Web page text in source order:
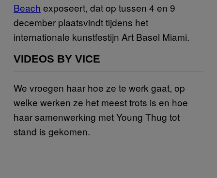
Beach exposeert, dat op tussen 4 en 9
december plaatsvindt tijdens het
internationale kunstfestijn Art Basel Miami.
VIDEOS BY VICE
We vroegen haar hoe ze te werk gaat, op
welke werken ze het meest trots is en hoe
haar samenwerking met Young Thug tot
stand is gekomen.